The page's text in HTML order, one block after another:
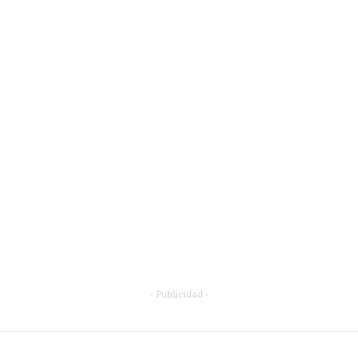
- Publicidad -